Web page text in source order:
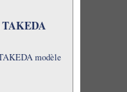
TAKEDA
modèle